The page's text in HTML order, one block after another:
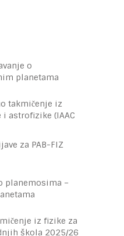
o
planetama
takmičenje iz
astrofizike (IAAC
za PAB-FIZ
planemosima –
iz fizike za
škola 2025/26